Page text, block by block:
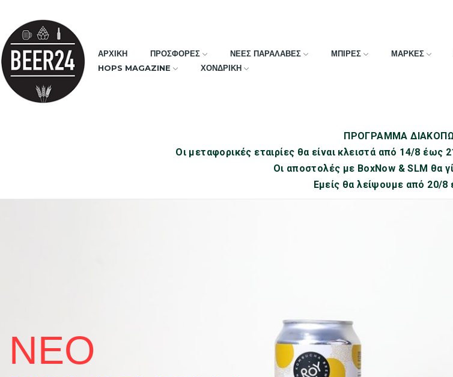
ΑΡΧΙΚΗ ΠΡΟΣΦΟΡΕΣ ΝΕΕΣ ΠΑΡΑΛΑΒΕΣ ΜΠΙΡΕΣ ΜΑΡΚΕΣ
HOPS MAGAZINE
ΧΟΝΔΡΙΚΗ
ΠΡΟΓΡΑΜΜΑ
Οι μεταφορικές εταιρίες θα είναι κλειστά από 14/8
Οι αποστολές με BoxNow & SLM θα
Εμείς θα λείψουμε από 20/
ΝΕΟ